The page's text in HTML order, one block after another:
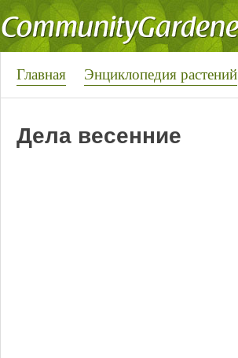
Главная Энциклопедия растений
Дела весенние